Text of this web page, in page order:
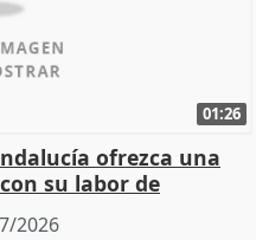
01:26
ofrezca una
su labor de
2026